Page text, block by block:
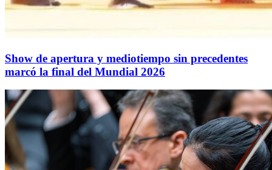
Show de apertura y mediotiempo sin precedentes
marcó la final del Mundial 2026